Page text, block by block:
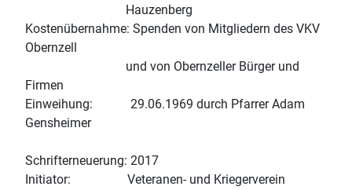
Hauzenberg
Kostenübernahme: Spenden von Mitgliedern des VKV
Obernzell
und von Obernzeller Bürger und
Firmen
Einweihung: 29.06.1969 durch Pfarrer Adam
Gensheimer
Schrifterneuerung: 2017
Initiator: Veteranen- und Kriegerverein